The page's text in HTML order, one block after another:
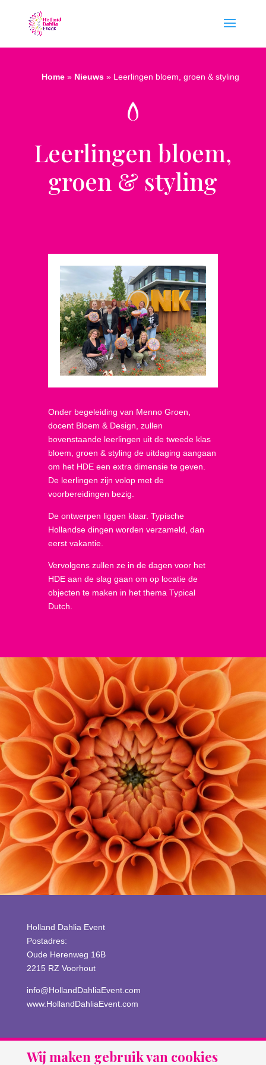
Home » Nieuws » Leerlingen bloem, groen & styling
Leerlingen bloem,
groen & styling
Onder begeleiding van Menno Groen,
docent Bloem & Design, zullen
bovenstaande leerlingen uit de tweede klas
bloem, groen & styling de uitdaging aangaan
om het HDE een extra dimensie te geven.
De leerlingen zijn volop met de
voorbereidingen bezig.
De ontwerpen liggen klaar. Typische
Hollandse dingen worden verzameld, dan
eerst vakantie.
Vervolgens zullen ze in de dagen voor het
HDE aan de slag gaan om op locatie de
objecten te maken in het thema Typical
Dutch.
Holland Dahlia Event
Postadres:
Oude Herenweg 16B
2215 RZ Voorhout
info@HollandDahliaEvent.com
www.HollandDahliaEvent.com
Wij maken gebruik van cookies